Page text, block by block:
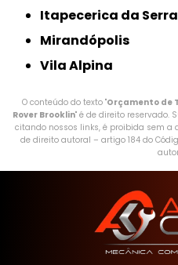
Itapecerica da Serra
Mirandópolis
Vila Alpina
O conteúdo do texto "Orçamento de
Rover Brooklin" é de direito reservado.
citando nossos links, é proibida sem a
de direito autoral – artigo 184 do